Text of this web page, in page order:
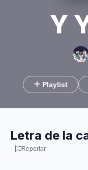
Y
Playlist
Letra de la
Reportar